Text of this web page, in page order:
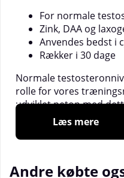
For normale
Zink, DAA og
Anvendes bedst i
Rækker i 30 dage
Normale
rolle for vores
udviklet netop med
derfor en meget
bidrager til både
Læs mere
Andre købte